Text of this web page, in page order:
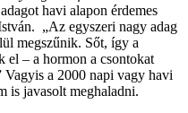
havi alapon érdemes
„Az egyszeri nagy adag
megszűnik. Sőt, így a
el – a hormon a csontokat
Vagyis a 2000 napi vagy havi
is javasolt meghaladni.